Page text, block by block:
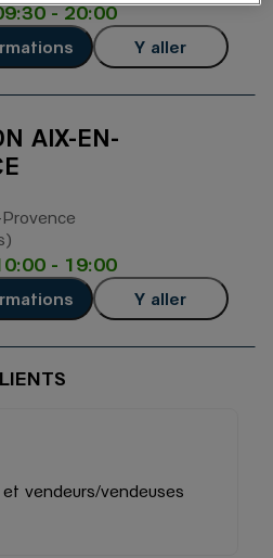
- 20:00
Y aller
AIX-EN-
5
- 19:00
Y aller
vendeurs/vendeuses